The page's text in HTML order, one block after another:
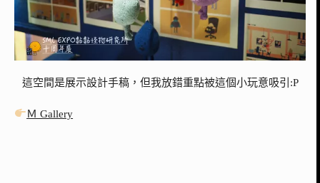
這空間是展示設計手稿，但我放錯重點被這個小玩意吸引:P
Ｍ Gallery